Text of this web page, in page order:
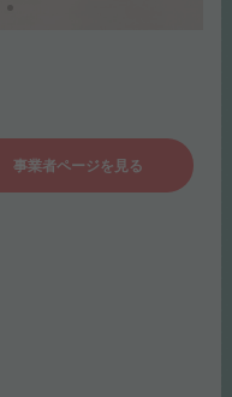
事業者ページを見る